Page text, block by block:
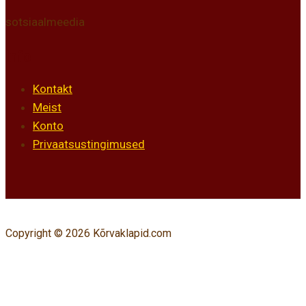
sotsiaalmeedia
Kontakt
Meist
Konto
Privaatsustingimused
Copyright © 2026 Kõrvaklapid.com